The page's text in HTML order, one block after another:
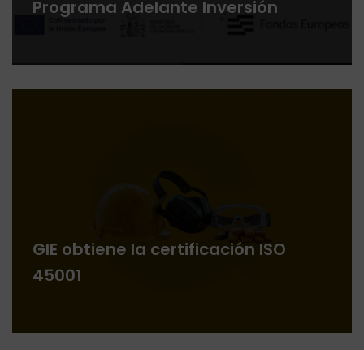
Programa Adelante Inversión
GIE obtiene la certificación ISO
45001